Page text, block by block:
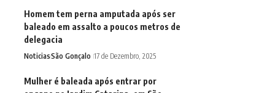
Homem tem perna amputada após ser
baleado em assalto a poucos metros de
delegacia
NoticiasSão Gonçalo 17 de Dezembro, 2025
Mulher é baleada após entrar por